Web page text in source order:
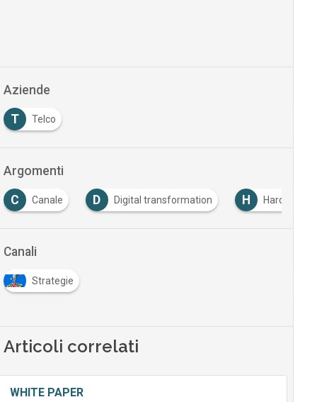
Aziende
T Telco
Argomenti
C Canale D Digital transformation H Hardware
Canali
Strategie
Articoli correlati
WHITE PAPER